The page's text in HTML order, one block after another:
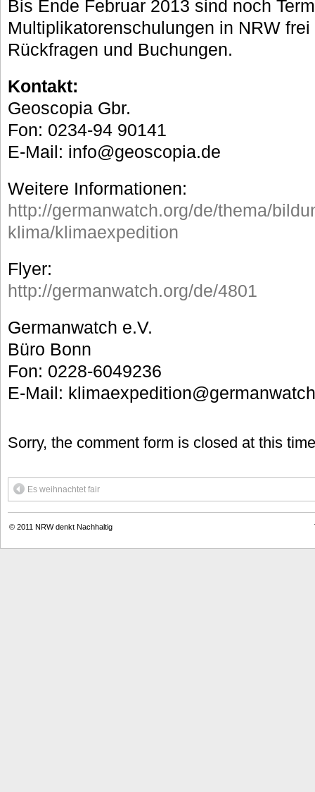
Bis Ende Februar 2013 sind noch
Multiplikatorenschulungen in NRW
Rückfragen und Buchungen.
Kontakt:
Geoscopia Gbr.
Fon: 0234-94 90141
E-Mail: info@geoscopia.de
Weitere Informationen:
http://germanwatch.org/de/thema/
klima/klimaexpedition
Flyer:
http://germanwatch.org/de/4801
Germanwatch e.V.
Büro Bonn
Fon: 0228-6049236
E-Mail:
Sorry, the comment form is closed at this
Es weihnachtet fair
© 2011 NRW denkt Nachhaltig